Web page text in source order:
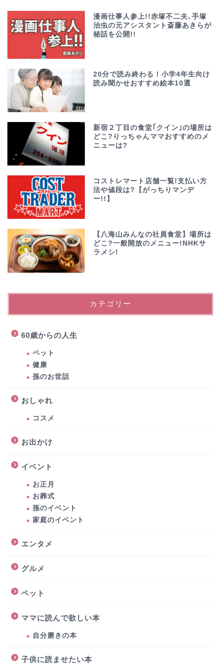
漫画仕事人参上!!赤塚不二夫､手塚
治虫の元アシスタント斎藤あきらが
秘話を公開!!
20分で読み終わる！小学4年生向け
読み聞かせおすすめ絵本10選
新宿２丁目の食堂｢クイン｣の場所は
どこ?りっちゃんママおすすめのメ
ニューは?
コストレマート店舗一覧!支払い方
法や値段は?【がっちりマンデ
ー!!】
【八海山みんなの社員食堂】場所は
どこ?一般開放のメニュー!NHKサ
ラメシ!
カテゴリー
60歳からの人生
ペット
健康
孫のお世話
おしゃれ
コスメ
お出かけ
イベント
お正月
お葬式
孫のイベント
家庭のイベント
エンタメ
グルメ
ペット
ママに読んで欲しい本
自分磨きの本
子供に読ませたい本